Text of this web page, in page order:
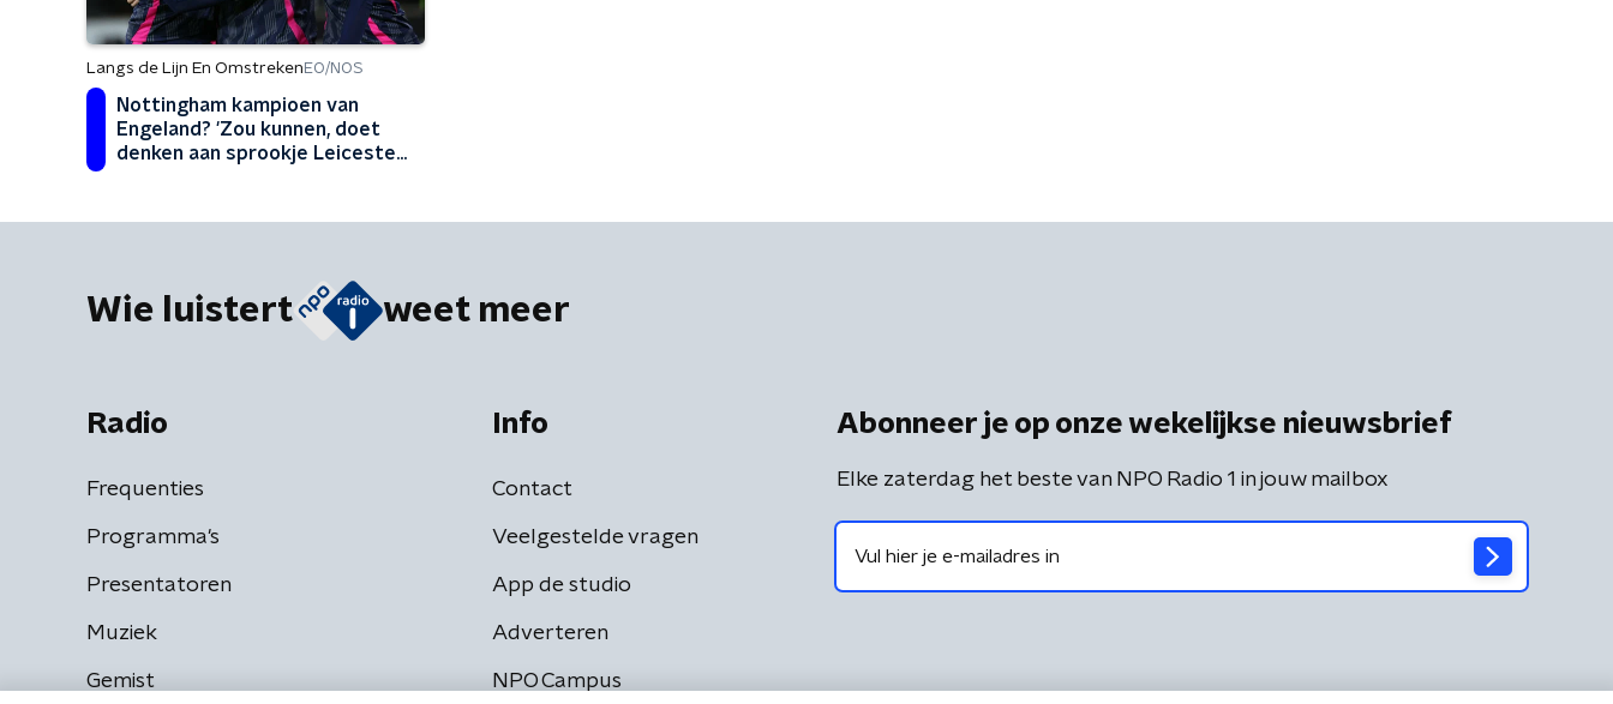
Langs de Lijn En Omstreken EO/NOS
Nottingham kampioen van
Engeland? 'Zou kunnen, doet
denken aan sprookje Leicester
Wie luistert weet meer
Radio
Frequenties
Programma's
Presentatoren
Muziek
Gemist
Info
Contact
Veelgestelde vragen
App de studio
Adverteren
NPO Campus
Abonneer je op onze wekelijkse nieuwsbrief
Elke zaterdag het beste van NPO Radio 1 in jouw mailbox